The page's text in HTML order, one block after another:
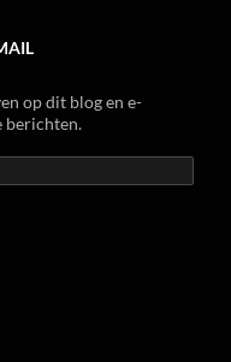
op dit blog en e-
berichten.